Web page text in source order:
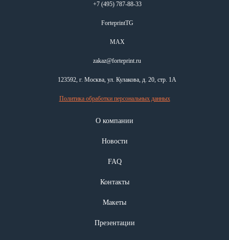
+7 (495) 787-88-33
ForteprintTG
MAX
zakaz@forteprint.ru
123592, г. Москва, ул. Кулакова, д. 20, стр. 1А
Политика обработки персональных данных
О компании
Новости
FAQ
Контакты
Макеты
Презентации